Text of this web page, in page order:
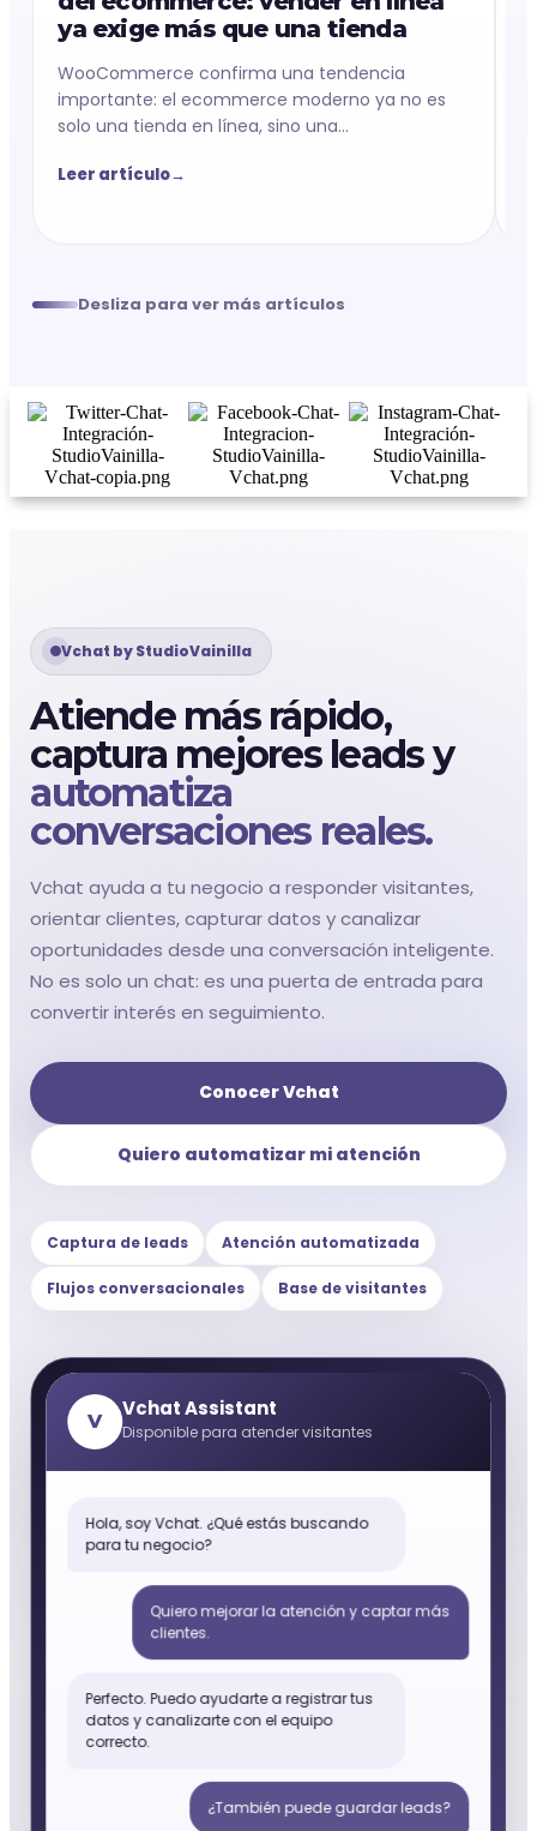
ya exige más que una tienda
WooCommerce confirma una tendencia
importante: el ecommerce moderno ya no es
solo una tienda en línea, sino una...
Leer artículo→
Desliza para ver más artículos
Vchat by StudioVainilla
Atiende más rápido,
captura mejores leads y
automatiza
conversaciones reales.
Vchat ayuda a tu negocio a responder visitantes,
orientar clientes, capturar datos y canalizar
oportunidades desde una conversación inteligente.
No es solo un chat: es una puerta de entrada para
convertir interés en seguimiento.
Conocer Vchat
Quiero automatizar mi atención
Captura de leads Atención automatizada
Flujos conversacionales Base de visitantes
V
Vchat Assistant
Disponible para atender visitantes
Hola, soy Vchat. ¿Qué estás buscando
para tu negocio?
Quiero mejorar la atención y captar más
clientes.
Perfecto. Puedo ayudarte a registrar tus
datos y canalizarte con el equipo
correcto.
¿También puede guardar leads?